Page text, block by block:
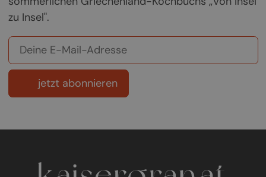
zu Insel".
jetzt abonnieren